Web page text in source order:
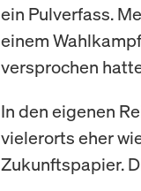
ein Pulverfass.
einem
versprochen
In den eigenen
vielerorts eher
Zukunftspapier.